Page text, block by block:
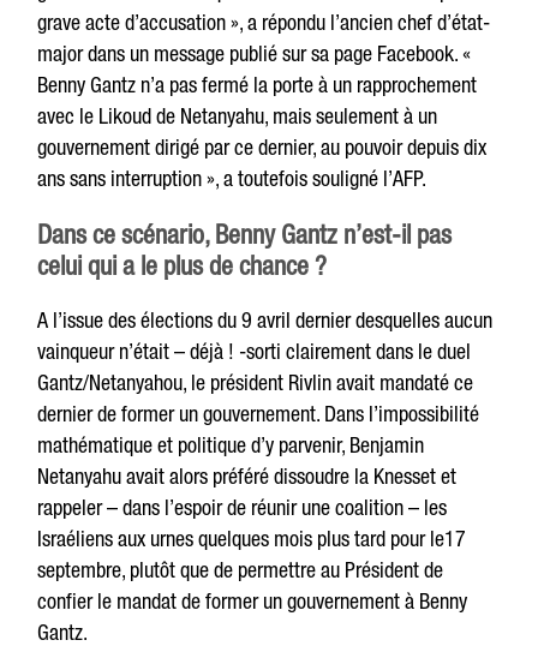
grave acte d’accusation », a répondu l’ancien chef d’état-
major dans un message publié sur sa page Facebook. «
Benny Gantz n’a pas fermé la porte à un rapprochement
avec le Likoud de Netanyahu, mais seulement à un
gouvernement dirigé par ce dernier, au pouvoir depuis dix
ans sans interruption », a toutefois souligné l’AFP.
Dans ce scénario, Benny Gantz n’est-il pas
celui qui a le plus de chance ?
A l’issue des élections du 9 avril dernier desquelles aucun
vainqueur n’était – déjà ! -sorti clairement dans le duel
Gantz/Netanyahou, le président Rivlin avait mandaté ce
dernier de former un gouvernement. Dans l’impossibilité
mathématique et politique d’y parvenir, Benjamin
Netanyahu avait alors préféré dissoudre la Knesset et
rappeler – dans l’espoir de réunir une coalition – les
Israéliens aux urnes quelques mois plus tard pour le17
septembre, plutôt que de permettre au Président de
confier le mandat de former un gouvernement à Benny
Gantz.